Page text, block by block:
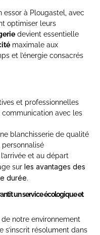
essor à Plougastel, avec
optimiser leurs
devient essentielle
maximale aux
et l’énergie consacrés
et professionnelles
communication avec les
blanchisserie de qualité
personnalisé
et au départ
sur les avantages des
durée.
un service écologique et
notre environnement
s’inscrit résolument dans